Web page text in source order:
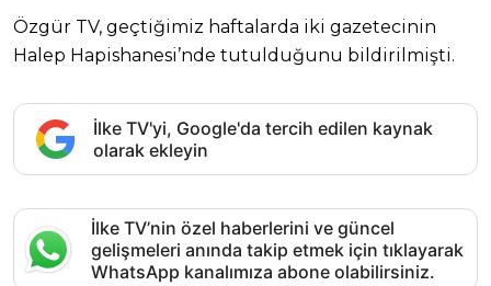
Özgür TV, geçtiğimiz haftalarda iki gazetecinin
Halep Hapishanesi’nde tutulduğunu bildirilmişti.
İlke TV'yi, Google'da tercih edilen kaynak
olarak ekleyin
İlke TV’nin özel haberlerini ve güncel
gelişmeleri anında takip etmek için tıklayarak
WhatsApp kanalımıza abone olabilirsiniz.